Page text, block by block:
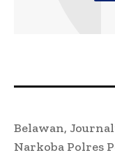
Belawan,
Narkoba Polres